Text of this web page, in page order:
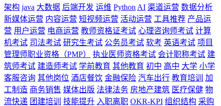
架构 java 大数据 后端开发 运维 Python AI 渠道运营 数据分析
新媒体运营 内容运营 短视频运营 活动运营 工具推荐 产品运
营 用户运营 电商运营 教师资格证考试 心理咨询师考试 计算
机考试 司法考试 研究生考试 公务员考试 软考 英语考试 项目
管理师职业资格（PMP）
执业医师资格考试 会计职称考试 建
筑师考试 建造师考试 学前教育 其他教育 初中 高中 大学 小学
客服咨询 其他岗位 酒店餐饮 金融保险 汽车出行 教育培训
加
工制造 商务销售 媒体出版 法律法务 房地产建筑 医疗保健 物
流快递 团建培训 技能提升 入职离职 OKR-KPI 组织结构 采购